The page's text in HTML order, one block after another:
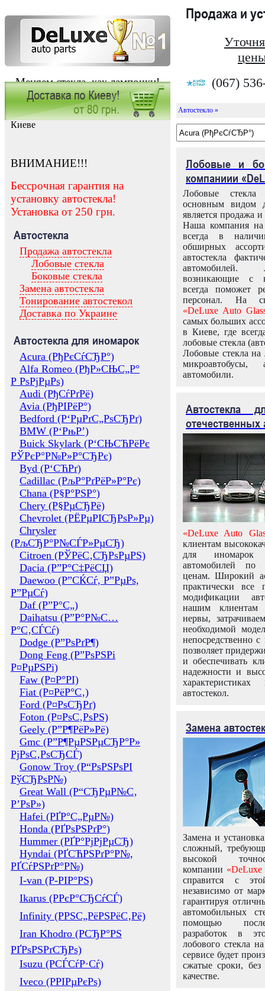
Меняем стекла, как лампочки!
Продажа и
(067)
Заказать установку автостекла в
Киеве
ВНИМАНИЕ!!!
Бессрочная гарантия на
установку автостекла!
Установка от 250 грн.
Автостекла
Продажа автостекла
Лобовые стекла
Боковые стекла
Замена автостекла
Тонирование автостекол
Доставка по Украине
Автостекла для иномарок
Acura (РђРєСѓСЂР°)
Alfa Romeo (РђР»СЊС„Р°
Р РѕРјРµРѕ)
Audi (РђСѓРґРё)
Avia (РђРІРёР°)
Bedford (Р‘РµРґС„РѕСЂРґ)
BMW (Р‘РњР’)
Buick Skylark (Р‘СЊСЋРёРє
РЎРєР°Р№Р»Р°СЂРє)
Byd (Р‘СЋРґ)
Cadillac (РљР°РґРёР»Р°Рє)
Chana (Р§Р°РЅР°)
Chery (Р§РµСЂРё)
Chevrolet (РЁРµРІСЂРѕР»Рµ)
Chrysler
(РљСЂР°Р№СЃР»РµСЂ)
Citroen (РЎРёС‚СЂРѕРµРЅ)
Dacia (Р”Р°С‡РёСЏ)
Daewoo (Р”СЌСѓ, Р”РµРѕ,
Р”РµСѓ)
Daf (Р”Р°С„)
Daihatsu (Р”Р°Р№С…
Р°С‚СЃСѓ)
Dodge (Р”РѕРґР¶)
Dong Feng (Р”РѕРЅРі
Р¤РµРЅРі)
Faw (Р¤Р°РІ)
Fiat (Р¤РёР°С‚)
Ford (Р¤РѕСЂРґ)
Foton (Р¤РѕС‚РѕРЅ)
Geely (Р”Р¶РёР»Рё)
Gmc (Р”Р¶РµРЅРµСЂР°Р»
РјРѕС‚РѕСЂСЃ)
Gonow Troy (Р“РѕРЅРѕРІ
РўСЂРѕР№)
Great Wall (Р“СЂРµР№С‚
Р’РѕР»)
Hafei (РҐР°С„РµР№)
Honda (РҐРѕРЅРґР°)
Hummer (РҐР°РјРјРµСЂ)
Hyndai (РҐСЋРЅРґР°Р№,
РҐСѓРЅРґР°Р№)
I-van (Р-РІР°РЅ)
Ikarus (РРєР°СЂСѓСЃ)
Infinity (РРЅС„РёРЅРёС‚Рё)
Iran Khodro (РСЂР°РЅ
РҐРѕРЅРґСЂРѕ)
Isuzu (РСЃСѓР·Сѓ)
Iveco (РРІРµРєРѕ)
Автостекло »
Лобовые и
компаниии
Лобовые
основным видом
является продажа и
Наша компания на
всегда в
обширных
автостекла
возникающие с
всегда поможет
персонал. На
«DeLuxe Auto
самых больших
в Киеве, где
лобовые стекла
Лобовые стекла на
микроавтобусы,
автомобили.
Автостекла
отечественных
«DeLuxe Auto
клиентам
для иномарок
автомобилей
ценам. Широкий
практически все
модификации
нашим клиентам
нервы,
необходимой
непосредственно
позволяет
и обеспечивать
надежности и
автостекол.
Замена
Замена и
сложный,
высокой
компании «DeLuxe
справится с
независимо от
гарантируя
автомобильных
помощью
разработок в
лобового стекла
сервисе будет
сжатые сроки,
качестве.